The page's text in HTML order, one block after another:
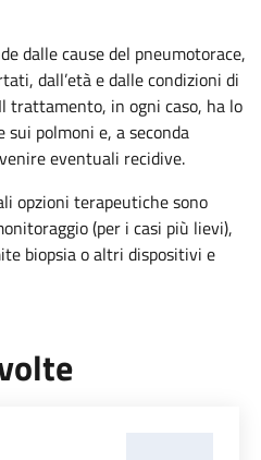
dalle cause del pneumotorace,
dall’età e dalle condizioni di
trattamento, in ogni caso, ha lo
sui polmoni e, a seconda
eventuali recidive.
opzioni terapeutiche sono
(per i casi più lievi),
biopsia o altri dispositivi e